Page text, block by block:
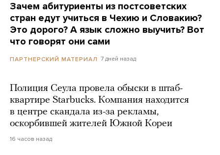
Зачем абитуриенты из постсоветских
стран едут учиться в Чехию и Словакию?
Это дорого? А язык сложно выучить? Вот
что говорят они сами
ПАРТНЕРСКИЙ МАТЕРИАЛ 7 дней назад
Полиция Сеула провела обыски в штаб-
квартире Starbucks. Компания находится
в центре скандала из-за рекламы,
оскорбившей жителей Южной Кореи
16 часов назад